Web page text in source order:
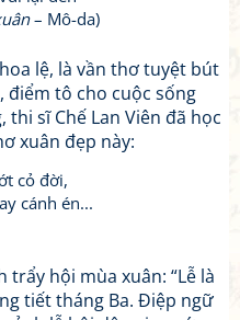
– Mô-da)
lệ, là vần thơ tuyệt bút
điểm tô cho cuộc sống
thi sĩ Chế Lan Viên đã học
xuân đẹp này:
cỏ đời,
cánh én...
hội mùa xuân: “Lễ là
tiết tháng Ba. Điệp ngữ